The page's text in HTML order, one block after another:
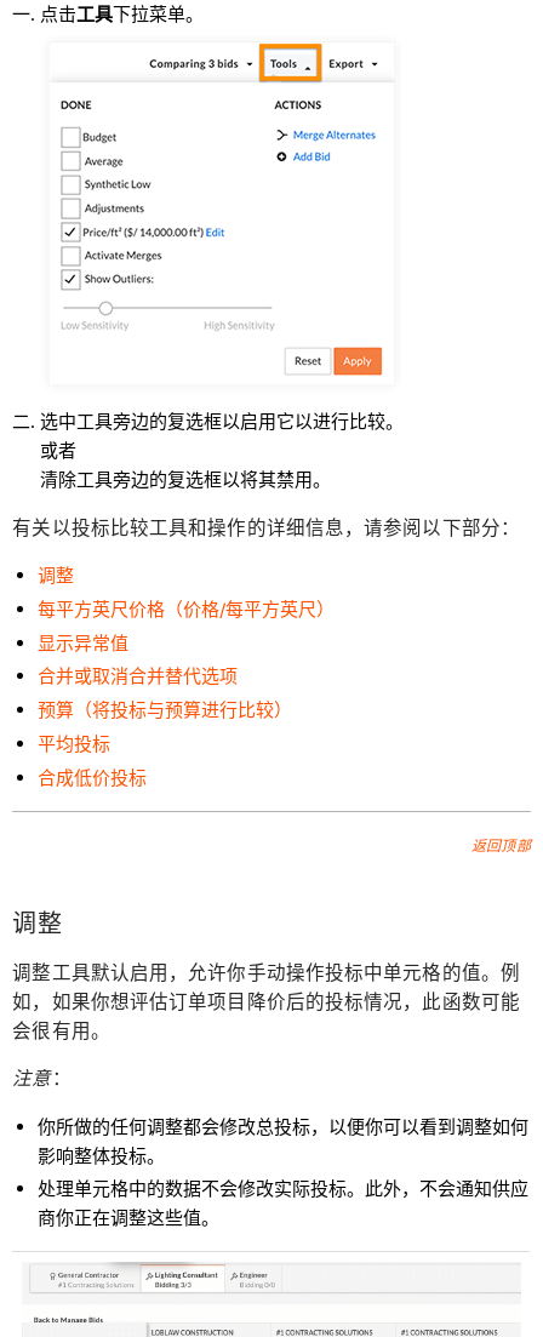
点击工具下拉菜单。
选中工具旁边的复选框以启用它以进行比较。
或者
清除工具旁边的复选框以将其禁用。
有关以投标比较工具和操作的详细信息，请参阅以下部分：
调整
每平方英尺价格（价格/每平方英尺）
显示异常值
合并或取消合并替代选项
预算（将投标与预算进行比较）
平均投标
合成低价投标
返回顶部
调整
调整工具默认启用，允许你手动操作投标中单元格的值。例
如，如果你想评估订单项目降价后的投标情况，此函数可能
会很有用。
注意：
你所做的任何调整都会修改总投标，以便你可以看到调整如何
影响整体投标。
处理单元格中的数据不会修改实际投标。此外，不会通知供应
商你正在调整这些值。